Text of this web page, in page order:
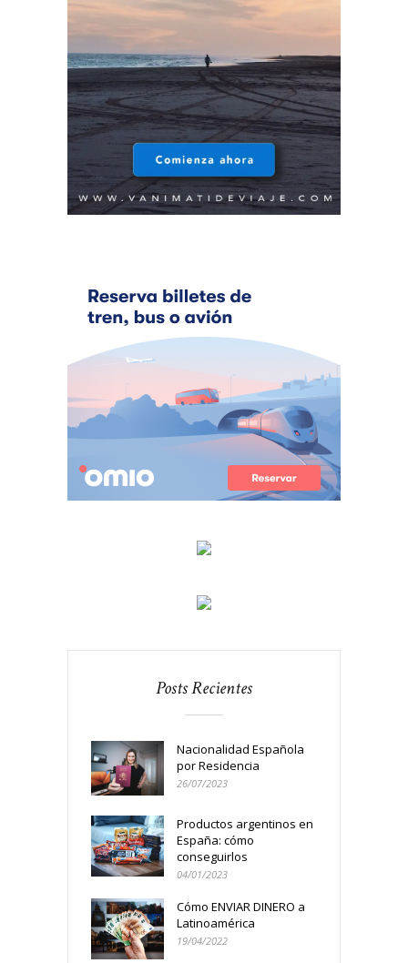
Posts Recientes
Nacionalidad Española
por Residencia
26/07/2023
Productos argentinos en
España: cómo
conseguirlos
04/01/2023
Cómo ENVIAR DINERO a
Latinoamérica
19/04/2022